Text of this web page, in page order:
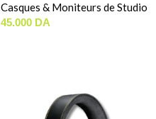
Casques & Moniteurs de Studio
45.000 DA